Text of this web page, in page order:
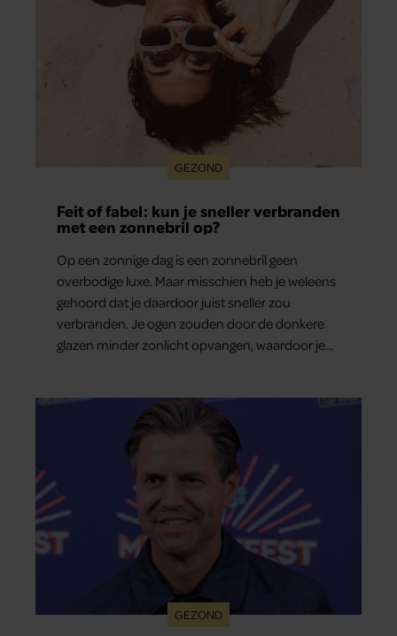
GEZOND
Feit of fabel: kun je sneller verbranden
met een zonnebril op?
Op een zonnige dag is een zonnebril geen
overbodige luxe. Maar misschien heb je weleens
gehoord dat je daardoor juist sneller zou
verbranden. Je ogen zouden door de donkere
glazen minder zonlicht opvangen, waardoor je
hoe het zit.
GEZOND